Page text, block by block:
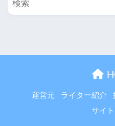
運営元 ライター紹介
サイ